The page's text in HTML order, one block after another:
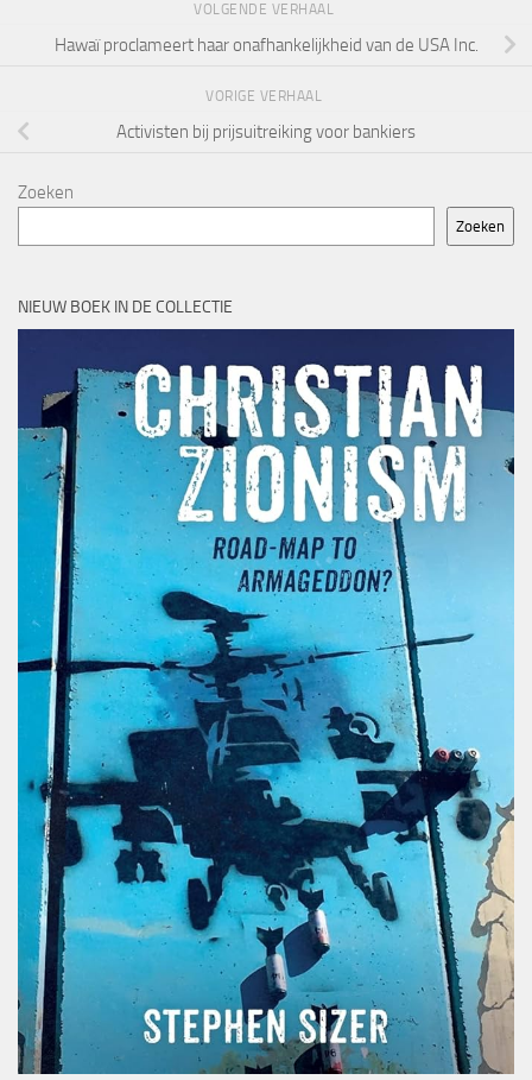
VOLGENDE VERHAAL
Hawaï proclameert haar onafhankelijkheid van de USA Inc.
VORIGE VERHAAL
Activisten bij prijsuitreiking voor bankiers
Zoeken
Zoeken
NIEUW BOEK IN DE COLLECTIE